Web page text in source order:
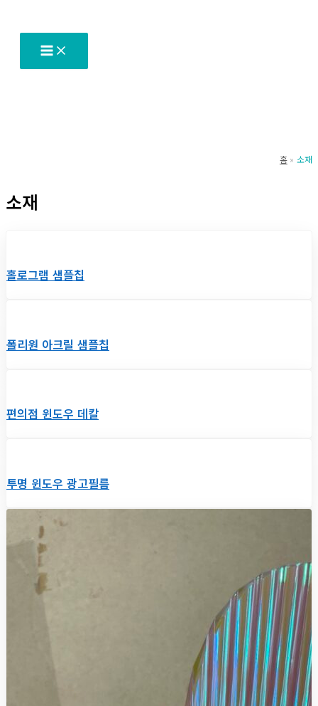
홈 소재
소재
홀로그램 샘플칩
폴리원 아크릴 샘플칩
편의점 윈도우 데칼
투명 윈도우 광고필름